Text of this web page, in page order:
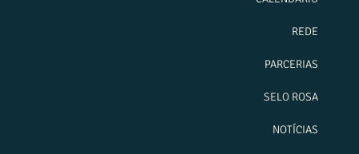
REDE
PARCERIAS
SELO ROSA
NOTÍCIAS